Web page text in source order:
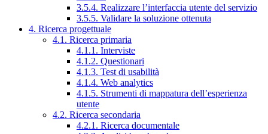
3.5.4. Realizzare l’interfaccia utente del servizio
3.5.5. Validare la soluzione ottenuta
4. Ricerca progettuale
4.1. Ricerca primaria
4.1.1. Interviste
4.1.2. Questionari
4.1.3. Test di usabilità
4.1.4. Web analytics
4.1.5. Strumenti di mappatura dell’esperienza
utente
4.2. Ricerca secondaria
4.2.1. Ricerca documentale